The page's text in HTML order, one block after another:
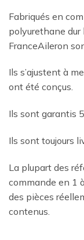
Fabriqués en
polyurethane dur
FranceAileron
Ils s’ajustent à
ont été conçus.
Ils sont garantis
Ils sont toujours
La plupart des
commande en 1
des pièces
contenus.